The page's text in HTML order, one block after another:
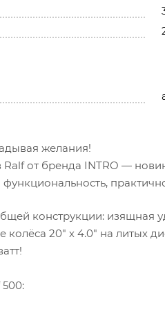
желания!
от бренда INTRO —
функциональность,
конструкции: изящная
20" х 4.0" на литых